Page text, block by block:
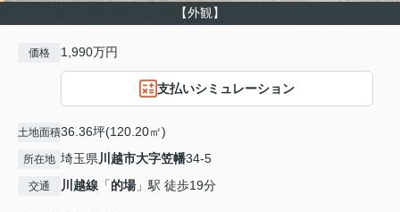
【外観】
価格 1,990万円
支払いシミュレーション
土地面積36.36坪(120.20㎡)
所在地 埼玉県川越市大字笠幡34-5
交通 川越線 「的場」駅 徒歩19分